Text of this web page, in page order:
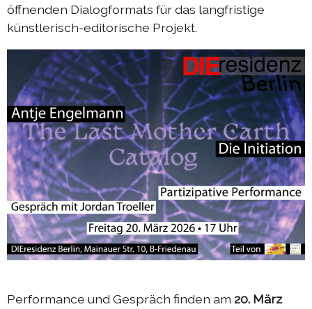
öffnenden Dialogformats für das langfristige
künstlerisch-editorische Projekt.
Performance und Gespräch finden am 20. März